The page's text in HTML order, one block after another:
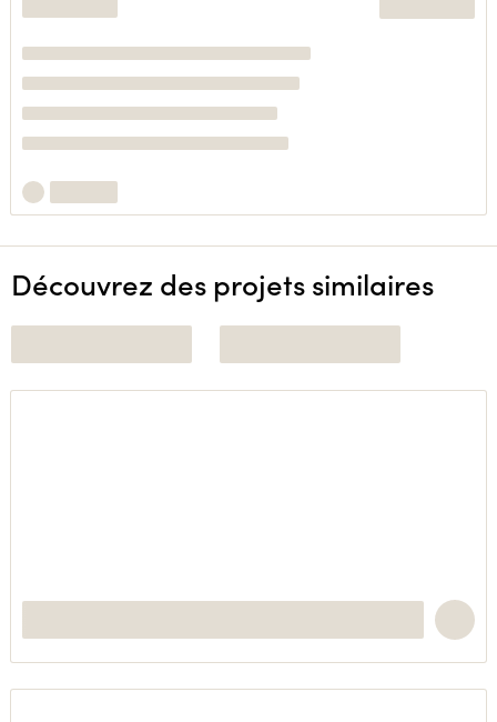
Découvrez des projets similaires